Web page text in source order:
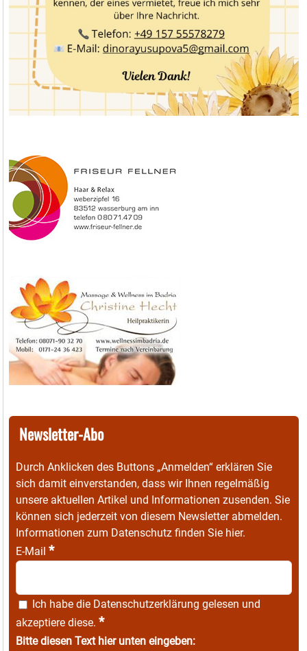
Newsletter-Abo
Durch Anklicken des Buttons „Anmelden“ erklären Sie
sich damit einverstanden, dass wir Ihnen regelmäßig
unsere aktuellen Artikel und Informationen zusenden. Sie
können sich jederzeit von diesem Newsletter abmelden.
Informationen zum Datenschutz finden Sie hier.
E-Mail *
Ich habe die Datenschutzerklärung gelesen und
akzeptiere diese. *
Bitte diesen Text hier unten eingeben: